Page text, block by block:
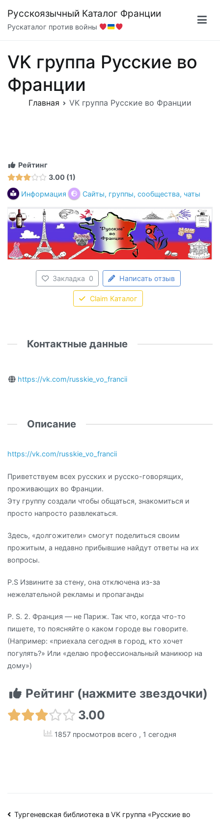
содержимому
Русскоязычный Каталог Франции
Рускаталог против войны
VK группа Русские во
Франции
Главная VK группа Русские во Франции
Рейтинг
3.00 1
Информация
Сайты, группы, сообщества, чаты
Закладка 0 Написать отзыв
Claim Каталог
Контактные данные
https://vk.com/russkie_vo_francii
Описание
https://vk.com/russkie_vo_francii
Приветствуем всех русских и русско-говорящих,
проживающих во Франции.
Эту группу создали чтобы общаться, знакомиться и
просто напросто развлекаться.
Здесь, «долгожители» смогут поделиться своим
прожитым, а недавно прибывшие найдут ответы на их
вопросы.
P.S Извините за стену, она отключена из-за
нежелательной рекламы и пропаганды
P. S. 2. Франция — не Париж. Так что, когда что-то
пишете, то поясняйте о каком городе вы говорите.
(Например: «приехала сегодня в город, кто хочет
погулять?» Или «делаю профессиональный маникюр на
дому»)
Рейтинг (нажмите звездочки)
3.00
1857 просмотров всего , 1 сегодня
Тургеневская библиотека вVK группа «Русские во